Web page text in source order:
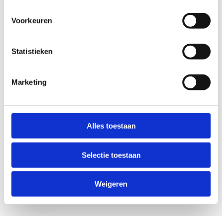
Voorkeuren
Statistieken
Marketing
Alles toestaan
Selectie toestaan
Weigeren
Anti-Robot Verification
Click to start verification
Verzend